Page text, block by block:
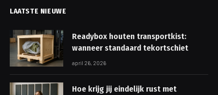
LAATSTE NIEUWE
Readybox houten transportkist:
wanneer standaard tekortschiet
april 26, 2026
Hoe krijg jij eindelijk rust met